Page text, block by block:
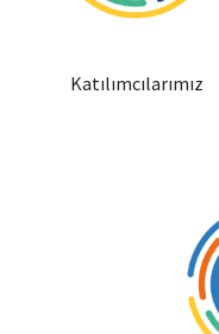
Katılımcılarımız